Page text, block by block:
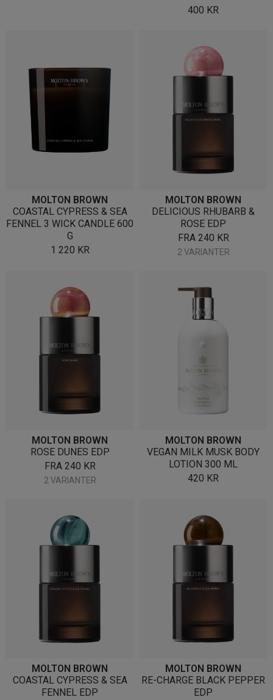
400 KR
MOLTON BROWN
COASTAL CYPRESS & SEA
FENNEL 3 WICK CANDLE 600
G
1 220 KR
MOLTON BROWN
DELICIOUS RHUBARB &
ROSE EDP
FRA 240 KR
2 VARIANTER
MOLTON BROWN
ROSE DUNES EDP
FRA 240 KR
2 VARIANTER
MOLTON BROWN
VEGAN MILK MUSK BODY
LOTION 300 ML
420 KR
MOLTON BROWN
COASTAL CYPRESS & SEA
FENNEL EDP
MOLTON BROWN
RE-CHARGE BLACK PEPPER
EDP